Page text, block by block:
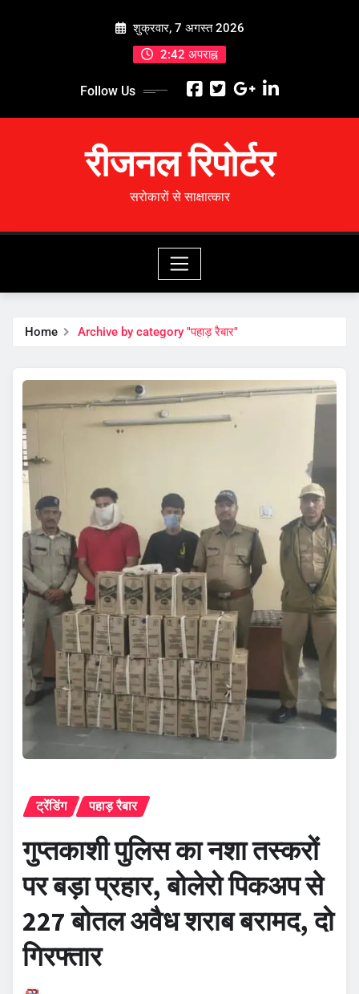
शुक्रवार, 7 अगस्त 2026
2:42 अपराह्न
Follow Us
रीजनल रिपोर्टर
सरोकारों से साक्षात्कार
Home Archive by category "पहाड़ रैबार"
ट्रेंडिंग पहाड़ रैबार
गुप्तकाशी पुलिस का नशा तस्करों
पर बड़ा प्रहार, बोलेरो पिकअप से
227 बोतल अवैध शराब बरामद, दो
गिरफ्तार